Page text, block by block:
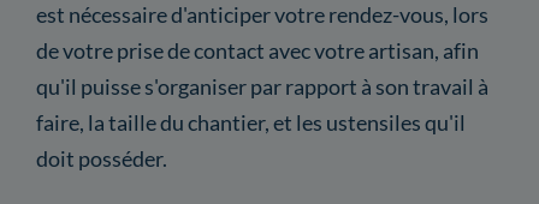
est nécessaire d'anticiper votre rendez-vous, lors
de votre prise de contact avec votre artisan, afin
qu'il puisse s'organiser par rapport à son travail à
faire, la taille du chantier, et les ustensiles qu'il
doit posséder.